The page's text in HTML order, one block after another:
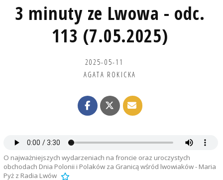
3 minuty ze Lwowa - odc.
113 (7.05.2025)
2025-05-11
AGATA ROKICKA
O najważniejszych wydarzeniach na froncie oraz uroczystych
obchodach Dnia Polonii i Polaków za Granicą wśród lwowiaków - Maria
Pyż z Radia Lwów